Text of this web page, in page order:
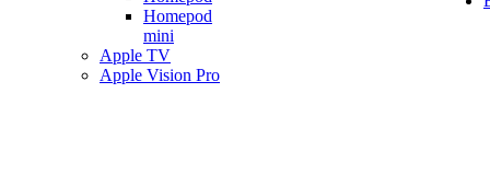
Homepod
mini
Apple TV
Apple Vision Pro